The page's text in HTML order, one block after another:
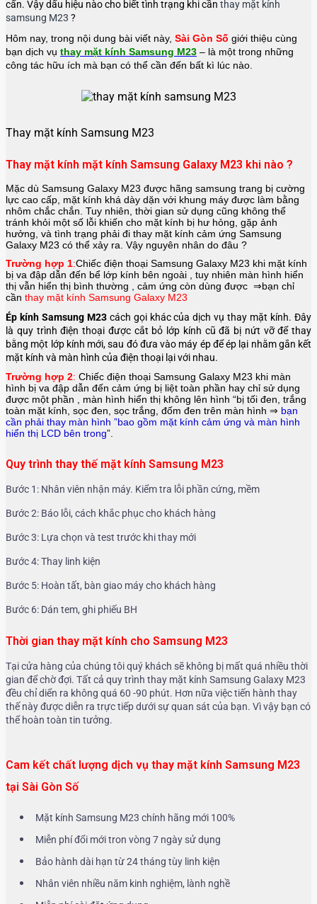
cấn. Vậy dấu hiệu nào cho biết tình trạng khi cần thay mặt kính
samsung M23 ?
Hôm nay, trong nội dung bài viết này, Sài Gòn Số giới thiệu cùng
bạn dịch vụ thay mặt kính Samsung M23 – là một trong những
công tác hữu ích mà bạn có thể cần đến bất kì lúc nào.
Thay mặt kính Samsung M23
Thay mặt kính mặt kính Samsung Galaxy M23 khi nào ?
Mặc dù Samsung Galaxy M23 được hãng samsung trang bị cường
lực cao cấp, mặt kính khá dày dặn với khung máy được làm bằng
nhôm chắc chắn. Tuy nhiên, thời gian sử dụng cũng không thể
tránh khỏi một số lỗi khiến cho mặt kính bị hư hỏng, gặp ảnh
hưởng, và tình trạng phải đi thay mặt kính cảm ứng Samsung
Galaxy M23 có thể xảy ra. Vậy nguyên nhân do đâu ?
Trường hợp 1:Chiếc điện thoại Samsung Galaxy M23 khi mặt kính
bị va đập dẫn đến bể lớp kính bên ngoài , tuy nhiên màn hình hiển
thị vẫn hiển thị bình thường , cảm ứng còn dùng được ⇒bạn chỉ
cần thay mặt kính Samsung Galaxy M23
Ép kính Samsung M23cách gọi khác của dịch vụ thay mặt kính. Đây
là quy trình điện thoại được cắt bỏ lớp kính cũ đã bị nứt vỡ để thay
bằng một lớp kính mới, sau đó đưa vào máy ép để ép lại nhằm gắn kết
mặt kính và màn hình của điện thoại lại với nhau.
Trường hợp 2: Chiếc điện thoại Samsung Galaxy M23 khi màn
hình bị va đập dẫn đến cảm ứng bị liệt toàn phần hay chỉ sử dụng
được một phần , màn hình hiển thị không lên hình “bị tối đen, trắng
toàn mặt kính, sọc đen, sọc trắng, đốm đen trên màn hình ⇒ bạn
cần phải thay màn hình ”bao gồm mặt kính cảm ứng và màn hình
hiển thị LCD bên trong”.
Quy trình thay thế mặt kính Samsung M23
Bước 1: Nhân viên nhận máy. Kiểm tra lỗi phần cứng, mềm
Bước 2: Báo lỗi, cách khắc phục cho khách hàng
Bước 3: Lựa chọn và test trước khi thay mới
Bước 4: Thay linh kiện
Bước 5: Hoàn tất, bàn giao máy cho khách hàng
Bước 6: Dán tem, ghi phiếu BH
Thời gian thay mặt kính cho Samsung M23
Tại cửa hàng của chúng tôi quý khách sẽ không bị mất quá nhiều thời
gian để chờ đợi. Tất cả quy trình thay mặt kính Samsung Galaxy M23
đều chỉ diển ra không quá 60 -90 phút. Hơn nữa việc tiến hành thay
thế này được diễn ra trực tiếp dưới sự quan sát của bạn. Vì vậy bạn có
thể hoàn toàn tin tưởng.
Cam kết chất lượng dịch vụ thay mặt kính Samsung M23
tại Sài Gòn Số
Mặt kính Samsung M23 chính hãng mới 100%
Miễn phí đổi mới tron vòng 7 ngày sử dụng
Bảo hành dài hạn từ 24 tháng tùy linh kiện
Nhân viên nhiều năm kinh nghiệm, lành nghề